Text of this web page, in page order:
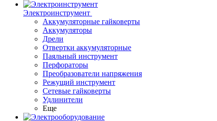
Электроинструмент
Аккумуляторные гайковерты
Аккумуляторы
Дрели
Отвертки аккумуляторные
Паяльный инструмент
Перфораторы
Преобразователи напряжения
Режущий инструмент
Сетевые гайковерты
Удлинители
Еще